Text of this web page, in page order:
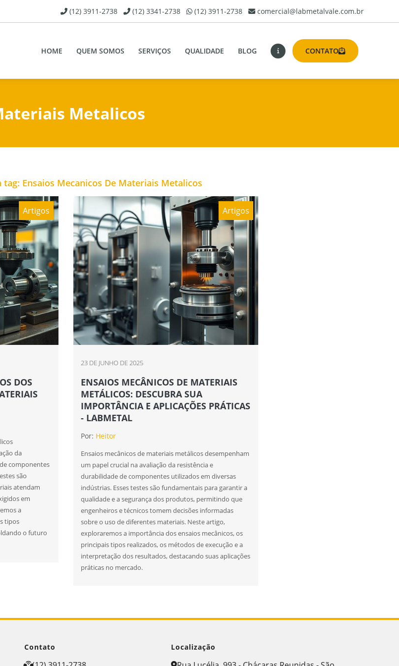
(12) 3911-2738 (12) 3341-2738 (12) 3911-2738 comercial@labmetalvale.com.br
HOME QUEM SOMOS SERVIÇOS QUALIDADE BLOG CONTATO
Metalicos
tag: Ensaios Mecanicos De Materiais Metalicos
Artigos
DOS
da
componentes
são
atendam
em
a
tipos
o futuro
Artigos
23 DE JUNHO DE 2025
ENSAIOS MECÂNICOS DE MATERIAIS
METÁLICOS: DESCUBRA SUA
IMPORTÂNCIA E APLICAÇÕES PRÁTICAS
- LABMETAL
Por: Heitor
Ensaios mecânicos de materiais metálicos desempenham
um papel crucial na avaliação da resistência e
durabilidade de componentes utilizados em diversas
indústrias. Esses testes são fundamentais para garantir a
qualidade e a segurança dos produtos, permitindo que
engenheiros e técnicos tomem decisões informadas
sobre o uso de diferentes materiais. Neste artigo,
exploraremos a importância dos ensaios mecânicos, os
principais tipos realizados, os métodos de execução e a
interpretação dos resultados, destacando suas aplicações
práticas no mercado.
Contato Localização